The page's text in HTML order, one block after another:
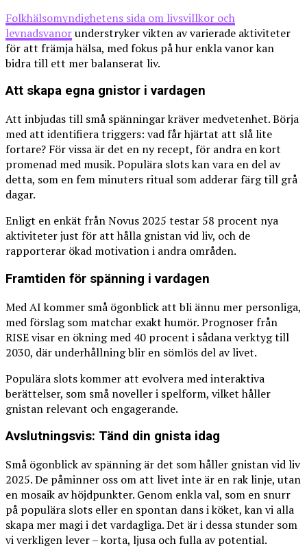
Folkhälsomyndighetens sida om livsvillkor och
levnadsvanorunderstryker vikten av varierade aktiviteter
för att främja hälsa, med fokus på hur enkla vanor kan
bidra till ett mer balanserat liv.
Att skapa egna gnistor i vardagen
Att inbjudas till små spänningar kräver medvetenhet. Börja
med att identifiera triggers: vad får hjärtat att slå lite
fortare? För vissa är det en ny recept, för andra en kort
promenad med musik. Populära slots kan vara en del av
detta, som en fem minuters ritual som adderar färg till grå
dagar.
Enligt en enkät från Novus 2025 testar 58 procent nya
aktiviteter just för att hålla gnistan vid liv, och de
rapporterar ökad motivation i andra områden.
Framtiden för spänning i vardagen
Med AI kommer små ögonblick att bli ännu mer personliga,
med förslag som matchar exakt humör. Prognoser från
RISE visar en ökning med 40 procent i sådana verktyg till
2030, där underhållning blir en sömlös del av livet.
Populära slots kommer att evolvera med interaktiva
berättelser, som små noveller i spelform, vilket håller
gnistan relevant och engagerande.
Avslutningsvis: Tänd din gnista idag
Små ögonblick av spänning är det som håller gnistan vid liv
2025. De påminner oss om att livet inte är en rak linje, utan
en mosaik av höjdpunkter. Genom enkla val, som en snurr
på populära slots eller en spontan dans i köket, kan vi alla
skapa mer magi i det vardagliga. Det är i dessa stunder som
vi verkligen lever – korta, ljusa och fulla av potential.